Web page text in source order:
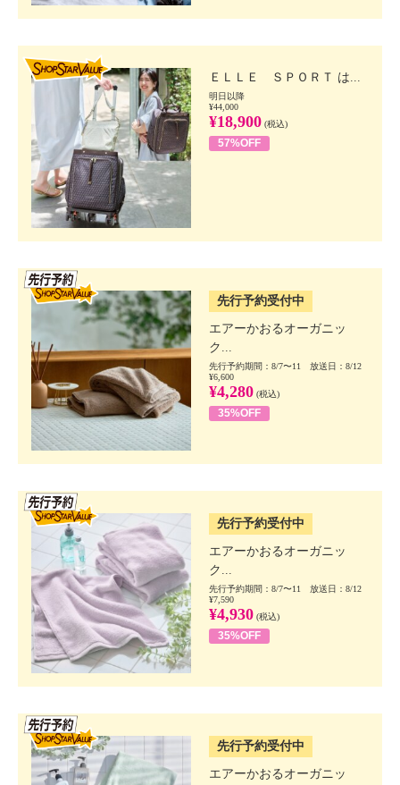
ＥＬＬＥ ＳＰＯＲＴ は...
明日以降
¥44,000
¥18,900 (税込)
57%OFF
先行予約受付中
エアーかおるオーガニッ
ク...
先行予約期間：8/7〜11 放送日：8/12
¥6,600
¥4,280 (税込)
35%OFF
先行予約受付中
エアーかおるオーガニッ
ク...
先行予約期間：8/7〜11 放送日：8/12
¥7,590
¥4,930 (税込)
35%OFF
先行予約受付中
エアーかおるオーガニッ